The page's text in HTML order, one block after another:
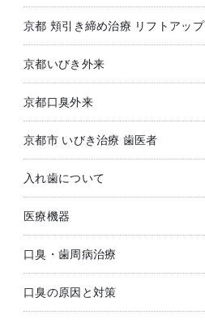
京都 頬引き締め治療 リフトアップ
京都いびき外来
京都口臭外来
京都市 いびき治療 歯医者
入れ歯について
医療機器
口臭・歯周病治療
口臭の原因と対策